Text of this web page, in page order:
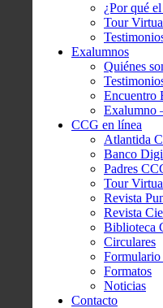
¿Por qué
Tour
Exalumnos
Quiénes
Encuentro
Exalumno
CCG en línea
Atlantida
Banco
Padres
Tour
Revista
Revista
Biblioteca
Circulares
Formulario
Formatos
Noticias
Contacto